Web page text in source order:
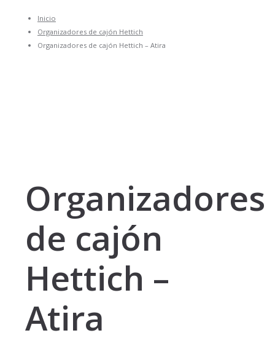
Inicio
Organizadores de cajón Hettich
Organizadores de cajón Hettich – Atira
Organizadores
de cajón
Hettich –
Atira